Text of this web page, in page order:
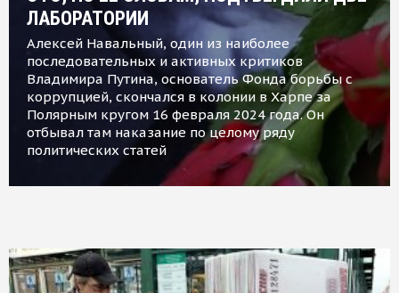
ЛАБОРАТОРИИ
Алексей Навальный, один из наиболее
последовательных и активных критиков
Владимира Путина, основатель Фонда борьбы с
коррупцией, скончался в колонии в Харпе за
Полярным кругом 16 февраля 2024 года. Он
отбывал там наказание по целому ряду
политических статей